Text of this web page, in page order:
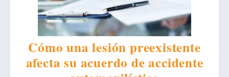
Cómo una lesión preexistente
afecta su acuerdo de accidente